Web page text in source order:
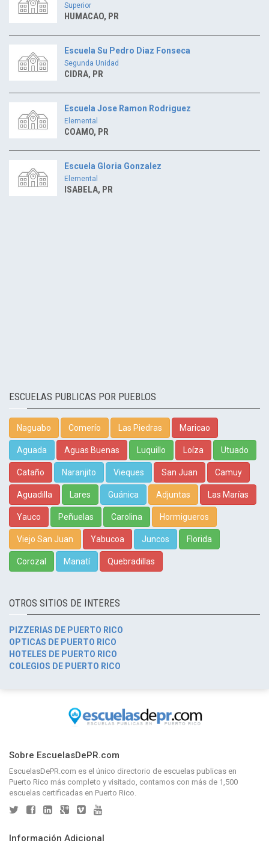
Superior
HUMACAO, PR
Escuela Su Pedro Diaz Fonseca
Segunda Unidad
CIDRA, PR
Escuela Jose Ramon Rodriguez
Elemental
COAMO, PR
Escuela Gloria Gonzalez
Elemental
ISABELA, PR
ESCUELAS PUBLICAS POR PUEBLOS
Naguabo Comerío Las Piedras Maricao
Aguada Aguas Buenas Luquillo Loíza Utuado
Cataño Naranjito Vieques San Juan Camuy
Aguadilla Lares Guánica Adjuntas Las Marías
Yauco Peñuelas Carolina Hormigueros
Viejo San Juan Yabucoa Juncos Florida
Corozal Manatí Quebradillas
OTROS SITIOS DE INTERES
PIZZERIAS DE PUERTO RICO
OPTICAS DE PUERTO RICO
HOTELES DE PUERTO RICO
COLEGIOS DE PUERTO RICO
Sobre EscuelasDePR.com
EscuelasDePR.com es el único directorio de escuelas publicas en
Puerto Rico más completo y visitado, contamos con más de 1,500
escuelas certificadas en Puerto Rico.
Información Adicional